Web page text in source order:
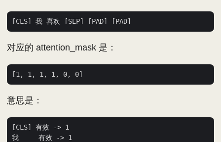
对应的 attention_mask 是：
意思是：
[CLS] 有效 -> 1
我     有效 -> 1